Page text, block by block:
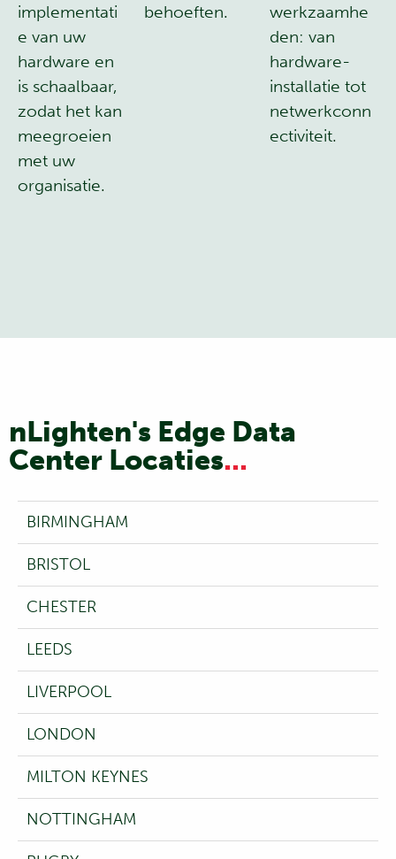
implementati
e van uw
hardware en
is schaalbaar,
zodat het kan
meegroeien
met uw
organisatie.
behoeften.
werkzaamhe
den: van
hardware-
installatie tot
netwerkconn
ectiviteit.
nLighten's Edge Data
Center Locaties...
BIRMINGHAM
BRISTOL
CHESTER
LEEDS
LIVERPOOL
LONDON
MILTON KEYNES
NOTTINGHAM